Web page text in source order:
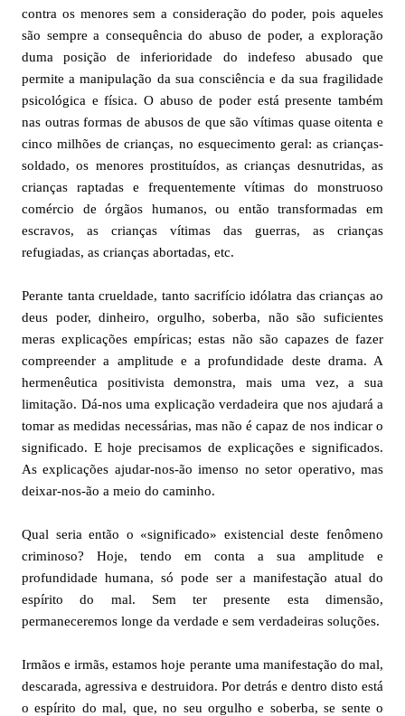
contra os menores sem a consideração do poder, pois aqueles
são sempre a consequência do abuso de poder, a exploração
duma posição de inferioridade do indefeso abusado que
permite a manipulação da sua consciência e da sua fragilidade
psicológica e física. O abuso de poder está presente também
nas outras formas de abusos de que são vítimas quase oitenta e
cinco milhões de crianças, no esquecimento geral: as crianças-
soldado, os menores prostituídos, as crianças desnutridas, as
crianças raptadas e frequentemente vítimas do monstruoso
comércio de órgãos humanos, ou então transformadas em
escravos, as crianças vítimas das guerras, as crianças
refugiadas, as crianças abortadas, etc.
Perante tanta crueldade, tanto sacrifício idólatra das crianças ao
deus poder, dinheiro, orgulho, soberba, não são suficientes
meras explicações empíricas; estas não são capazes de fazer
compreender a amplitude e a profundidade deste drama. A
hermenêutica positivista demonstra, mais uma vez, a sua
limitação. Dá-nos uma explicação verdadeira que nos ajudará a
tomar as medidas necessárias, mas não é capaz de nos indicar o
significado. E hoje precisamos de explicações e significados.
As explicações ajudar-nos-ão imenso no setor operativo, mas
deixar-nos-ão a meio do caminho.
Qual seria então o «significado» existencial deste fenômeno
criminoso? Hoje, tendo em conta a sua amplitude e
profundidade humana, só pode ser a manifestação atual do
espírito do mal. Sem ter presente esta dimensão,
permaneceremos longe da verdade e sem verdadeiras soluções.
Irmãos e irmãs, estamos hoje perante uma manifestação do mal,
descarada, agressiva e destruidora. Por detrás e dentro disto está
o espírito do mal, que, no seu orgulho e soberba, se sente o